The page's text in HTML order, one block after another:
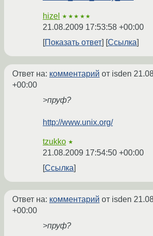
hizel ★★★★★
21.08.2009 17:53:58 +00:00
Показать ответ
Ссылка
Ответ на: комментарий от isden
+00:00
>пруф?
http://www.unix.org/
tzukko ★
21.08.2009 17:54:50 +00:00
Ссылка
Ответ на: комментарий от isden
+00:00
>пруф?